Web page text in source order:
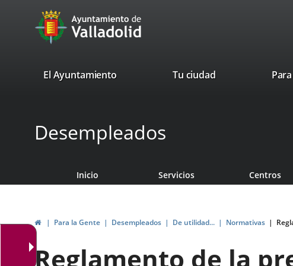
Portal
Web
Ayuntamiento
Valladolid
valladolid.es
El Ayuntamiento Tu ciudad
Desempleados
Inicio Servicios Centros
InicioPara la Gente Desempleados De utilidad... Normativas
Reglamento de la